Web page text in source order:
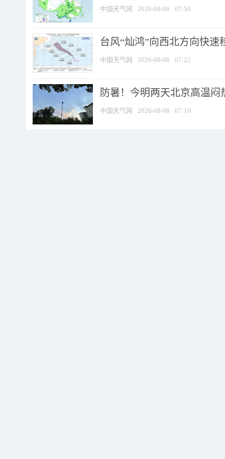
中国天气网 2026-08-06 07:50
台风“灿鸿”向西北方向快
中国天气网 2026-08-06 07:22
防暑！今明两天北京高温
中国天气网 2026-08-06 07:10